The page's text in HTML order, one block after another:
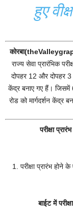
हुए
राज्य सेवा प्रारंभिक
दोपहर 12 और दोपहर
केंद्र बनाए गए हैं। जिसमें
रोड को मार्गदर्शन केंद्र
परीक्षा
1. परीक्षा प्रारंभ होने
बाईट में